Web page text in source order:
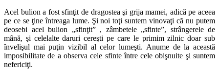
Acel bulion a fost sfinţit de dragostea şi grija mamei, adică pe aceea
pe ce se ţine întreaga lume. Şi noi toţi suntem vinovaţi că nu putem
deosebi acel bulion „sfinţit” , zâmbetele „sfinte”, strângerele de
mână, şi celelalte daruri cereşti pe care le primim zilnic doar sub
învelişul mai puţin vizibil al celor lumeşti. Anume de la această
imposibilitate de a observa cele sfinte între cele obişnuite şi suntem
nefericiţi.